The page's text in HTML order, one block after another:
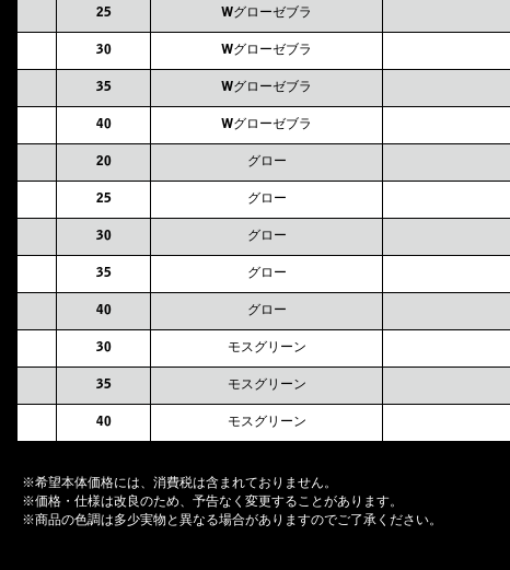
25 Wグローゼブラ
30 Wグローゼブラ
35 Wグローゼブラ
40 Wグローゼブラ
20 グロー
25 グロー
30 グロー
35 グロー
40 グロー
30 モスグリーン
35 モスグリーン
40 モスグリーン
※希望本体価格には、消費税は含まれておりません。
※価格・仕様は改良のため、予告なく変更することがあります。
※商品の色調は多少実物と異なる場合がありますのでご了承ください。